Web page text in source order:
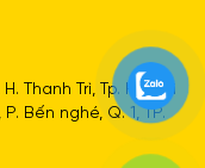
“Áo Giáp” Cho
Thanh Trì, Tp. Hà Nội
Bến nghé, Q. 1, TP.